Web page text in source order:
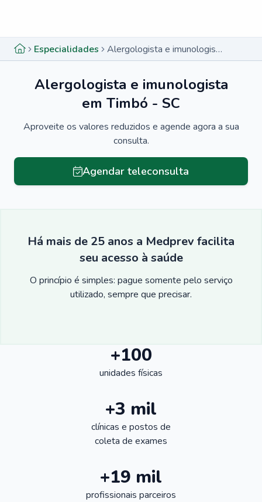
Especialidades Alergologista e imunologista em Timbó - SC
Alergologista e imunologista
em Timbó - SC
Aproveite os valores reduzidos e agende agora a sua
consulta.
Agendar teleconsulta
Há mais de 25 anos a Medprev facilita
seu acesso à saúde
O princípio é simples: pague somente pelo serviço
utilizado, sempre que precisar.
+100
unidades físicas
+3 mil
clínicas e postos de
coleta de exames
+19 mil
profissionais parceiros